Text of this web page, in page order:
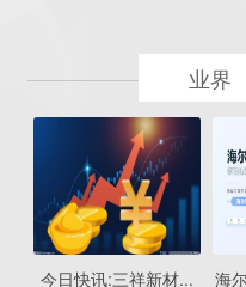
业界
今日快讯:三祥新材... 海